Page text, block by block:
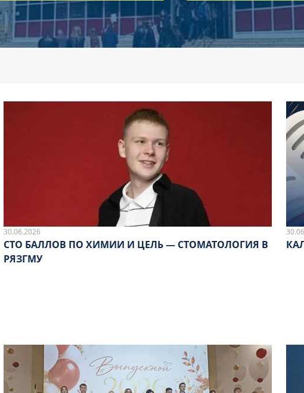
30.06.2026
СТО БАЛЛОВ ПО ХИМИИ И ЦЕЛЬ — СТОМАТОЛОГИЯ В
РЯЗГМУ